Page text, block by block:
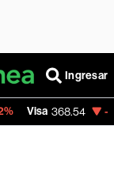
Ingresar
-0.28%